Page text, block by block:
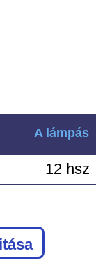
A lámpás
12 hsz